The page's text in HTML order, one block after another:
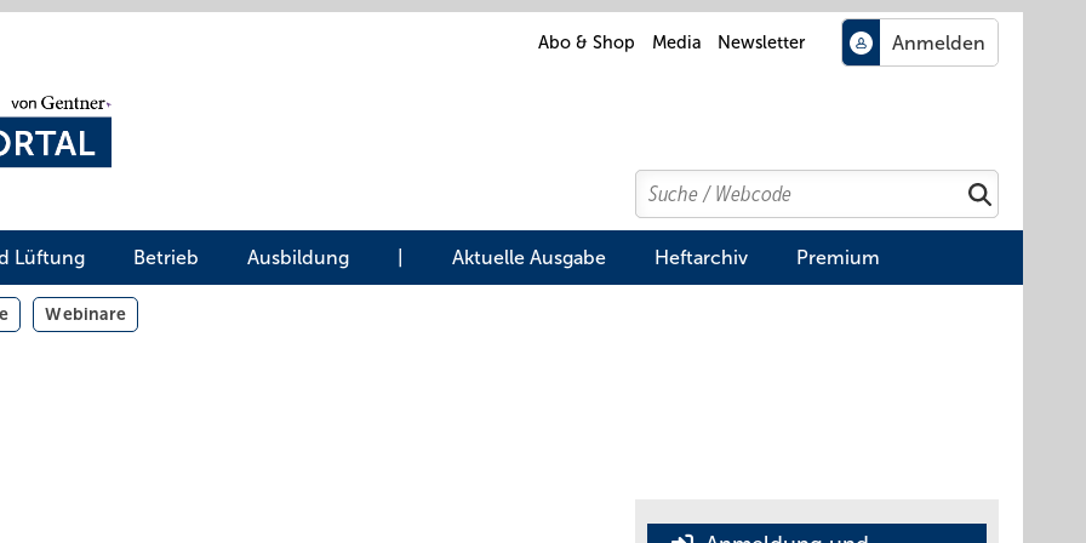
Abo & Shop Media Newsletter
Search
Suchen
Lüftung Betrieb Ausbildung Aktuelle Ausgabe Heftarchiv Premium
Webinare